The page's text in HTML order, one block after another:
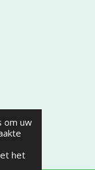
om uw
het